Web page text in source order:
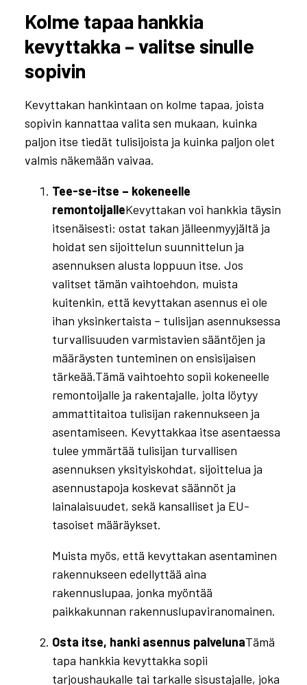
Kolme tapaa hankkia
kevyttakka – valitse sinulle
sopivin
Kevyttakan hankintaan on kolme tapaa, joista
sopivin kannattaa valita sen mukaan, kuinka
paljon itse tiedät tulisijoista ja kuinka paljon olet
valmis näkemään vaivaa.
Tee-se-itse – kokeneelle
remontoijalleKevyttakan voi hankkia täysin
itsenäisesti: ostat takan jälleenmyyjältä ja
hoidat sen sijoittelun suunnittelun ja
asennuksen alusta loppuun itse. Jos
valitset tämän vaihtoehdon, muista
kuitenkin, että kevyttakan asennus ei ole
ihan yksinkertaista – tulisijan asennuksessa
turvallisuuden varmistavien sääntöjen ja
määräysten tunteminen on ensisijaisen
tärkeää.Tämä vaihtoehto sopii kokeneelle
remontoijalle ja rakentajalle, jolta löytyy
ammattitaitoa tulisijan rakennukseen ja
asentamiseen. Kevyttakkaa itse asentaessa
tulee ymmärtää tulisijan turvallisen
asennuksen yksityiskohdat, sijoittelua ja
asennustapoja koskevat säännöt ja
lainalaisuudet, sekä kansalliset ja EU-
tasoiset määräykset.
Muista myös, että kevyttakan asentaminen
rakennukseen edellyttää aina
rakennuslupaa, jonka myöntää
paikkakunnan rakennuslupaviranomainen.
Osta itse, hanki asennus palvelunaTämä
tapa hankkia kevyttakka sopii
tarjoushaukalle tai tarkalle sisustajalle, joka